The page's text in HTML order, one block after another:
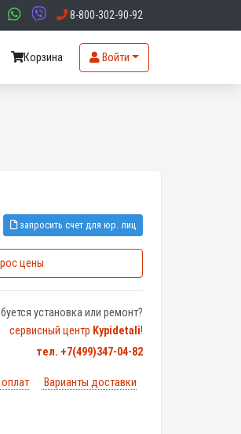
8-800-302-90-92
Корзина Войти
запросить счет для юр. лиц
цены
установка или ремонт?
сервисный центр Kypidetali!
тел. +7(499)347-04-82
Варианты доставки